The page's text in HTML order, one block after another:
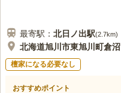
最寄駅： 北日ノ出駅(2.7km)
北海道旭川市東旭川町倉沼
檀家になる必要なし
おすすめポイント